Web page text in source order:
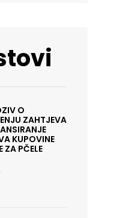
O
ZAHTJEVA
KUPOVINE
ZA PČELE